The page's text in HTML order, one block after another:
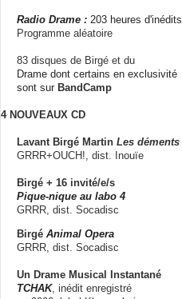
Radio Drame : 203 heures d'inédits
Programme aléatoire
83 disques de Birgé et du
Drame dont certains en exclusivité
sont sur BandCamp
4 NOUVEAUX CD
Lavant Birgé Martin Les déments
GRRR+OUCH!, dist. Inouïe
Birgé + 16 invité/e/s
Pique-nique au labo 4
GRRR, dist. Socadisc
Birgé Animal Opera
GRRR, dist. Socadisc
Un Drame Musical Instantané
TCHAK, inédit enregistré